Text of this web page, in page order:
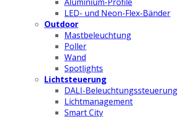
LED- und Neon-Flex-Bänder
Outdoor
Mastbeleuchtung
Poller
Wand
Spotlights
Lichtsteuerung
DALI-Beleuchtungssteuerung
Lichtmanagement
Smart City